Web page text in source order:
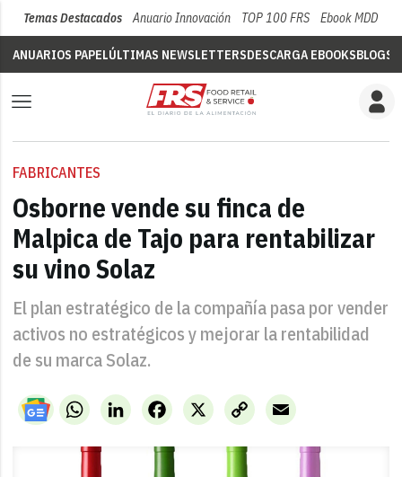
Temas Destacados Anuario Innovación TOP 100 FRS Ebook MDD
ANUARIOS PAPELÚLTIMAS NEWSLETTERSDESCARGA EBOOKSBLOGS
FABRICANTES
Osborne vende su finca de
Malpica de Tajo para rentabilizar
su vino Solaz
El plan estratégico de la compañía pasa por vender
activos no estratégicos y mejorar la rentabilidad
de su marca Solaz.
WhatsAppLinkedIn X
Facebook
Copy
Link
Email